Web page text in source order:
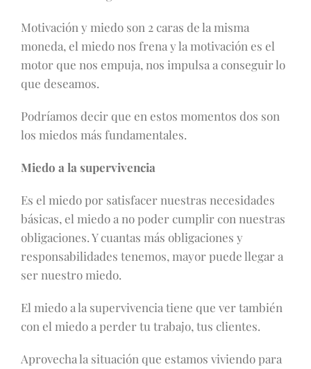
Motivación y miedo son 2 caras de la misma
moneda, el miedo nos frena y la motivación es el
motor que nos empuja, nos impulsa a conseguir lo
que deseamos.
Podríamos decir que en estos momentos dos son
los miedos más fundamentales.
Miedo a la supervivencia
Es el miedo por satisfacer nuestras necesidades
básicas, el miedo a no poder cumplir con nuestras
obligaciones. Y cuantas más obligaciones y
responsabilidades tenemos, mayor puede llegar a
ser nuestro miedo.
El miedo a la supervivencia tiene que ver también
con el miedo a perder tu trabajo, tus clientes.
Aprovecha la situación que estamos viviendo para